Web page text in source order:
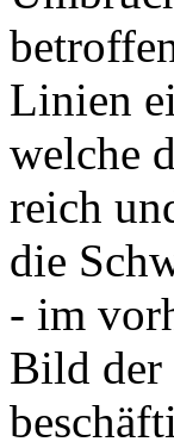
Linien
welche
reich
die
- im
Bild der